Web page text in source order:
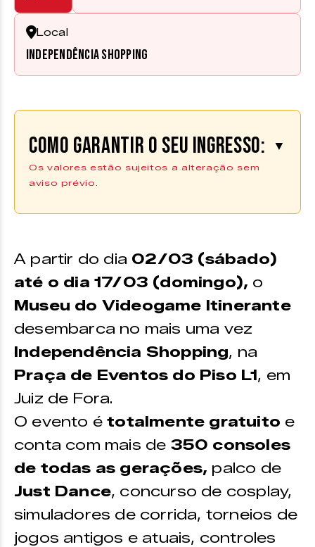
Local
Independência Shopping
Como garantir o seu ingresso: ▼
Os valores estão sujeitos a alteração sem
aviso prévio.
A partir do dia 02/03 (sábado)
até o dia 17/03 (domingo), o
Museu do Videogame Itinerante
desembarca no mais uma vez
Independência Shopping, na
Praça de Eventos do Piso L1, em
Juiz de Fora.
O evento étotalmente gratuito e
conta com mais de 350 consoles
de todas as gerações, palco de
Just Dance, concurso de cosplay,
simuladores de corrida, torneios de
jogos antigos e atuais, controles